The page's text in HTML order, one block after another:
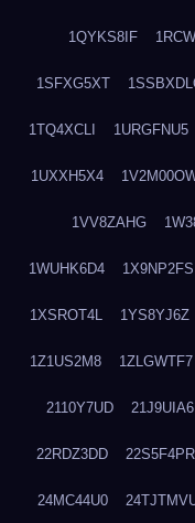
1QYKS8IF
1SFXG5XT
1TQ4XCLI 1URGFNU5
1UXXH5X4
1VV8ZAHG
1WUHK6D4 1X9NP2FS
1XSROT4L 1YS8YJ6Z
1Z1US2M8 1ZLGWTF7
2110Y7UD 21J9UIA6
22RDZ3DD 22S5F4PR
24MC44U0